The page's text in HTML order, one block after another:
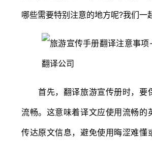
哪些需要特别注意的地方呢?我们一
首先，翻译旅游宣传册时，要
流畅。这意味着译文应使用流畅的
传达原文信息，避免使用晦涩难懂